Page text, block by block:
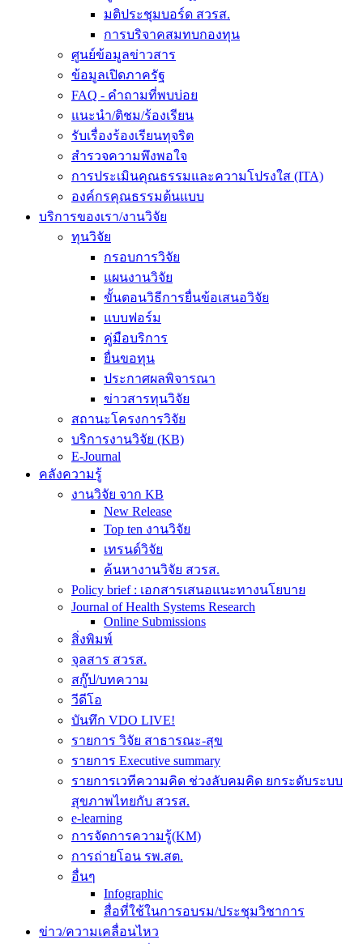
มติประชุมบอร์ด สวรส.
การบริจาคสมทบกองทุน
ศูนย์ข้อมูลข่าวสาร
ข้อมูลเปิดภาครัฐ
FAQ - คำถามที่พบบ่อย
แนะนำ/ติชม/ร้องเรียน
รับเรื่องร้องเรียนทุจริต
สำรวจความพึงพอใจ
การประเมินคุณธรรมและความโปรงใส (ITA)
องค์กรคุณธรรมต้นแบบ
บริการของเรา/งานวิจัย
ทุนวิจัย
กรอบการวิจัย
แผนงานวิจัย
ขั้นตอนวิธีการยื่นข้อเสนอวิจัย
แบบฟอร์ม
คู่มือบริการ
ยื่นขอทุน
ประกาศผลพิจารณา
ข่าวสารทุนวิจัย
สถานะโครงการวิจัย
บริการงานวิจัย (KB)
E-Journal
คลังความรู้
งานวิจัย จาก KB
New Release
Top ten งานวิจัย
เทรนด์วิจัย
ค้นหางานวิจัย สวรส.
Policy brief : เอกสารเสนอแนะทางนโยบาย
Journal of Health Systems Research
Online Submissions
สิ่งพิมพ์
จุลสาร สวรส.
สกู๊ป/บทความ
วีดีโอ
บันทึก VDO LIVE!
รายการ วิจัย สาธารณะ-สุข
รายการ Executive summary
รายการเวทีความคิด ช่วงลับคมคิด ยกระดับระบบ
สุขภาพไทยกับ สวรส.
e-learning
การจัดการความรู้(KM)
การถ่ายโอน รพ.สต.
อื่นๆ
Infographic
สื่อที่ใช้ในการอบรม/ประชุมวิชาการ
ข่าว/ความเคลื่อนไหว